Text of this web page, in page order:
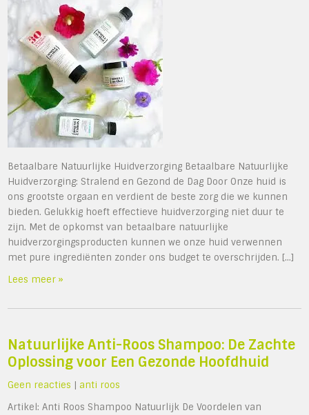
Betaalbare Natuurlijke Huidverzorging Betaalbare Natuurlijke
Huidverzorging: Stralend en Gezond de Dag Door Onze huid is
ons grootste orgaan en verdient de beste zorg die we kunnen
bieden. Gelukkig hoeft effectieve huidverzorging niet duur te
zijn. Met de opkomst van betaalbare natuurlijke
huidverzorgingsproducten kunnen we onze huid verwennen
met pure ingrediënten zonder ons budget te overschrijden. […]
Lees meer »
Natuurlijke Anti-Roos Shampoo: De Zachte
Oplossing voor Een Gezonde Hoofdhuid
Geen reacties | anti roos
Artikel: Anti Roos Shampoo Natuurlijk De Voordelen van